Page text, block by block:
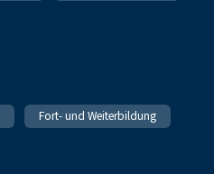
Fort- und Weiterbildung